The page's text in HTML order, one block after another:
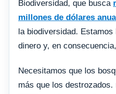
Biodiversidad, que busca
millones de dólares
la biodiversidad. Estamos
dinero y, en
Necesitamos que los
más que los